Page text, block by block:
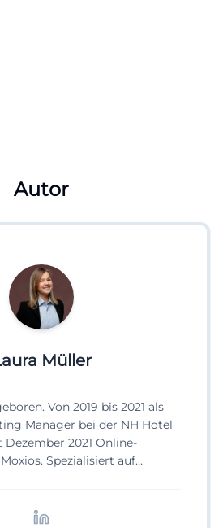
Autor
Müller
Von 2019 bis 2021 als
Manager bei der NH Hotel
2021 Online-
Spezialisiert auf